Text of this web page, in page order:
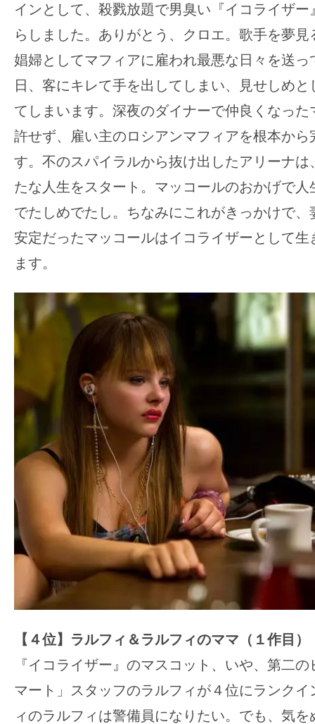
インとして、殺戮放題で男臭い『イコライザ
らしました。ありがとう、クロエ。歌手を夢
娼婦としてマフィアに雇われ最悪な日々を送っ
日、客にキレて手を出してしまい、見せしめ
てしまいます。深夜のダイナーで仲良くなっ
許せず、雇い主のロシアンマフィアを根本から
す。不のスパイラルから抜け出したアリーナは
たな人生をスタート。マッコールのおかげで
でたしめでたし。ちなみにこれがきっかけで
安定だったマッコールはイコライザーとして生
ます。
【４位】ラルフィ＆ラルフィのママ（１作目）
『イコライザー』のマスコット、いや、第二
マート」スタッフのラルフィが４位にランク
ィのラルフィは警備員になりたい。でも、気